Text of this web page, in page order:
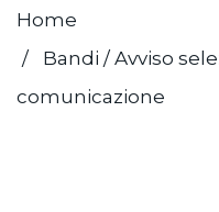
Home
Bandi / Avviso
comunicazione